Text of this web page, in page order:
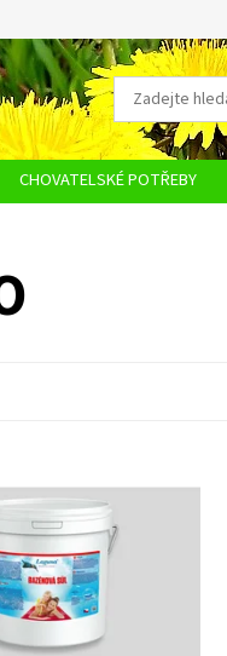
CHOVATELSKÉ POTŘEBY
SŮL - Pro úpravu
chlorinátorem
Na objednání, skladem
do 5 dnů
10776
STACHEMA CZ s.r.o